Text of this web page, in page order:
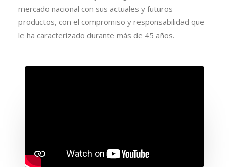
mercado nacional con sus actuales y futuros
productos, con el compromiso y responsabilidad que
le ha caracterizado durante más de 45 años.